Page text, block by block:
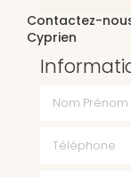
Contactez-
Cyprien